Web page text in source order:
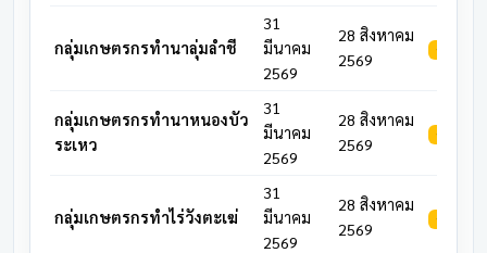
กลุ่มเกษตรกรทำนาลุ่มลำชี
31
มีนาคม
2569
28 สิงหาคม
2569
รอดำเนิน
กลุ่มเกษตรกรทำนาหนองบัว
ระเหว
31
มีนาคม
2569
28 สิงหาคม
2569
รอดำเนิน
กลุ่มเกษตรกรทำไร่วังตะเฆ่
31
มีนาคม
2569
28 สิงหาคม
2569
รอดำเนิน